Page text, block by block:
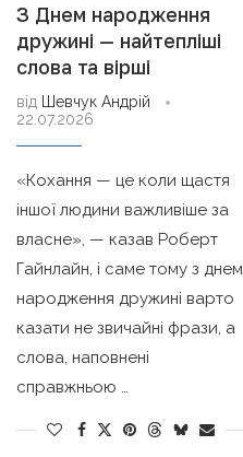
З Днем народження
дружині — найтепліші
слова та вірші
від
Шевчук Андрій
22.07.2026
«Кохання — це коли щастя
іншої людини важливіше за
власне», — казав Роберт
Гайнлайн, і саме тому з днем
народження дружині варто
казати не звичайні фрази, а
слова, наповнені
справжньою …